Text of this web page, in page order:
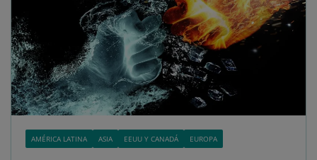
AMÉRICA LATINA ASIA EEUU Y CANADÁ EUROPA